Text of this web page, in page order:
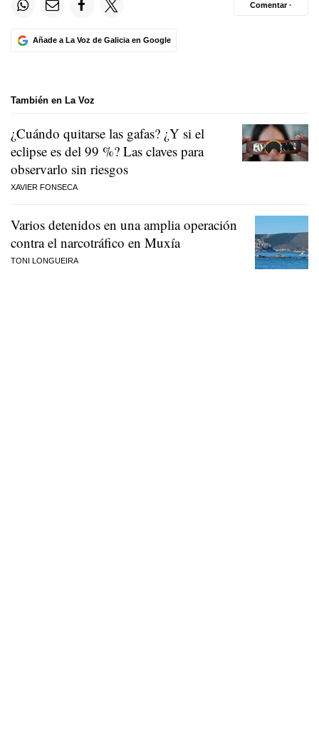
Añade a La Voz de Galicia en Google
Comentar ·
También en La Voz
¿Cuándo quitarse las gafas? ¿Y si el
eclipse es del 99 %? Las claves para
observarlo sin riesgos
XAVIER FONSECA
Varios detenidos en una amplia operación
contra el narcotráfico en Muxía
TONI LONGUEIRA